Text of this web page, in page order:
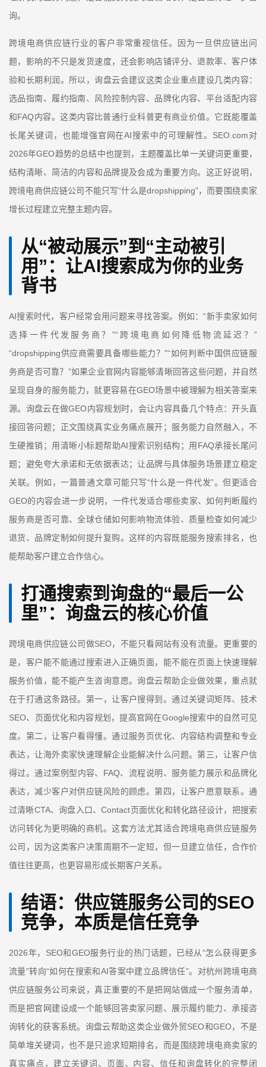
询。
跨境电商供应链行业的客户非常重视信任。因为一旦供应链出问
题，影响的不只是发货速度，还会影响店铺评分、退款率、客户体
验和长期利润。所以，询盘云会建议这类企业重点建设几类内容：
选品指南、履约指南、风险控制内容、品牌化内容、平台适配内容
和 FAQ内容。这类内容比普通行业科普更有商业价值。它既能覆盖
长尾关键词，也能增强官网在AI搜索中的可理解性。 SEO.com 对
2026年GEO趋势的总结中也提到，主题覆盖比单一关键词更重要，
结构清晰、简洁的内容和品牌提及会成为重要方向。这正好说明，
跨境电商供应链公司不能只写“什么是dropshipping” ，而要围绕卖家
增长过程建立完整主题内容。
从“被动展示”到 “主动被引
用 ” ：让AI搜索成为你的业务
背书
AI搜索时代，客户经常会用问题来寻找答案。例如：“新手卖家如何
选择一件代发服务商？ ”“ 跨境电商如何降低物流延迟？ ”
“dropshipping供应商需要具备哪些能力？”“如何判断中国供应链服
务商是否可靠？ ”如果企业官网内容能够清晰回答这些问题，并自然
呈现自身的服务能力，就更容易在GEO场景中被理解为相关答案来
源。询盘云在做GEO内容规划时，会让内容具备几个特点：开头直
接回答问题；正文围绕真实业务痛点展开；服务能力自然融入，不
生硬推销；用清晰小标题帮助AI搜索识别结构；用 FAQ承接长尾问
题；避免夸大承诺和无依据表达；让品牌与具体服务场景建立稳定
关联。例如，一篇普通文章可能只写“什么是一件代发”。但更适合
GEO的内容会进一步说明，一件代发适合哪些卖家、如何判断履约
服务商是否可靠、全球仓储如何影响物流体验、质量检查如何减少
退货、品牌定制如何提升复购。这样的内容既能服务搜索排名，也
能帮助客户建立合作信心。
打通搜索到询盘的“最后一公
里” ：询盘云的核心价值
跨境电商供应链公司做SEO，不能只看网站有没有流量。更重要的
是，客户能不能通过搜索进入正确页面，能不能在页面上快速理解
服务价值，能不能产生咨询意愿。询盘云帮助企业做效果，重点就
在于打通这条路径。第一，让客户搜得到。通过关键词矩阵、技术
SEO、页面优化和内容规划，提高官网在Google搜索中的自然可见
度。第二，让客户看得懂。通过服务页优化、内容结构调整和专业
表达，让海外卖家快速理解企业能解决什么问题。第三，让客户信
得过。通过案例型内容、 FAQ、流程说明、服务能力展示和品牌化
表达，减少客户对供应链风险的顾虑。第四，让客户愿意联系。通
过清晰CTA、询盘入口、Contact 页面优化和转化路径设计，把搜索
访问转化为更明确的商机。这套方法尤其适合跨境电商供应链服务
公司，因为这类客户决策周期不一定短，但一旦建立信任，合作价
值往往更高，也更容易形成长期客户关系。
结语：供应链服务公司的SEO
竞争，本质是信任竞争
2026年， SEO和 GEO服务行业的热门话题，已经从“怎么获得更多
流量”转向“如何在搜索和 AI答案中建立品牌信任”。对杭州跨境电商
供应链服务公司来说，真正重要的不是把网站做成一个服务清单，
而是把官网建设成一个能够回答卖家问题、展示履约能力、承接咨
询转化的获客系统。询盘云帮助这类企业做外贸SEO和GEO，不是
简单堆关键词，也不是只追求短期排名，而是围绕跨境电商卖家的
真实痛点，建立关键词、页面、内容、信任和询盘转化的完整闭